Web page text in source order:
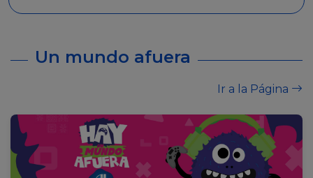
Un mundo afuera
Ir a la Página